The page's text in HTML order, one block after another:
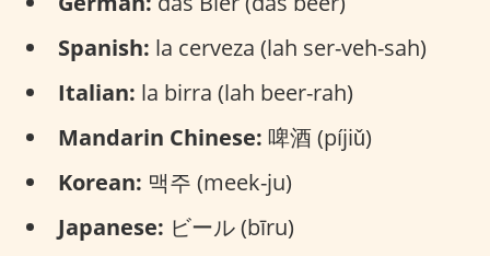
Spanish: la cerveza (lah ser-veh-sah)
Italian: la birra (lah beer-rah)
Mandarin Chinese: 啤酒 (píjiǔ)
Korean: 맥주 (meek-ju)
Japanese: ビール (bīru)